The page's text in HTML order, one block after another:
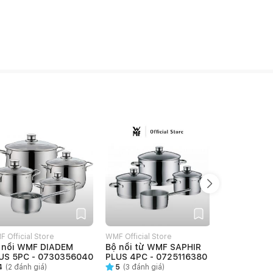
Official Store
WMF DIADEM
5PC - 0730356040
(2 đánh giá)
WMF Official Store
Bộ nồi từ WMF SAPHIR
PLUS 4PC - 0725116380
5 (3 đánh giá)